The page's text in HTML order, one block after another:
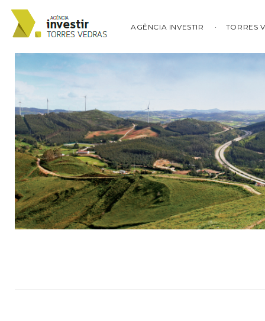
AGÊNCIA INVESTIR TORRES